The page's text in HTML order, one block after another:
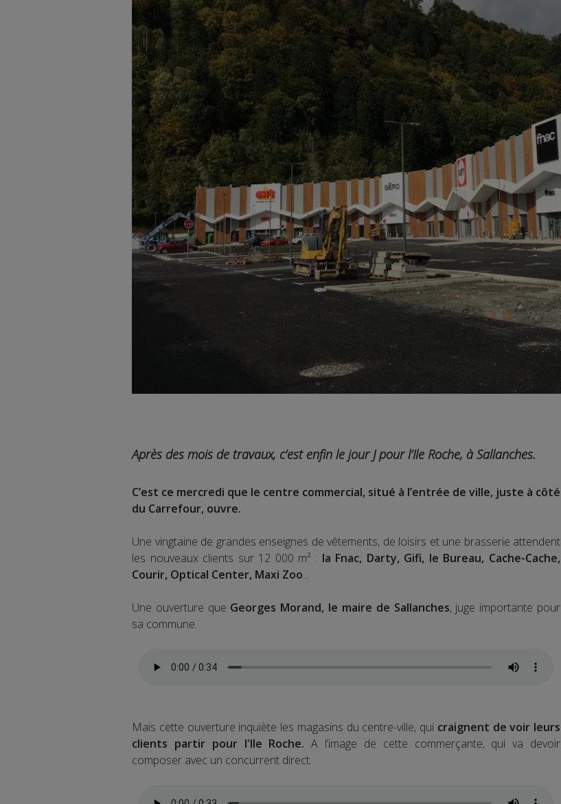
Après des mois de travaux, c’est enfin le jour J pour l’Ile Roche, à Sallanches.
C’est ce mercredi que le centre commercial, situé à l’entrée de ville, juste à côté
du Carrefour, ouvre.
Une vingtaine de grandes enseignes de vêtements, de loisirs et une brasserie attendent
les nouveaux clients sur 12 000 m² : la Fnac, Darty, Gifi, le Bureau, Cache-Cache,
Courir, Optical Center, Maxi Zoo...
Une ouverture que Georges Morand, le maire de Sallanches, juge importante pour
sa commune.
Mais cette ouverture inquiète les magasins du centre-ville, qui craignent de voir leurs
clients partir pour l'Ile Roche.A l’image de cette commerçante, qui va devoir
composer avec un concurrent direct.